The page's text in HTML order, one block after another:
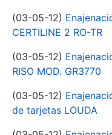
(03-05-12)
CERTILINE 2 RO-TR
(03-05-12)
RISO MOD. GR3770
(03-05-12)
de tarjetas LOUDA